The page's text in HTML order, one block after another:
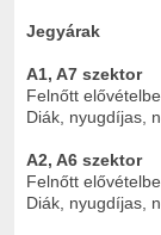
Jegyárak
A1, A7 szektor
Felnőtt
Diák, nyugdíjas,
A2, A6 szektor
Felnőtt
Diák, nyugdíjas,